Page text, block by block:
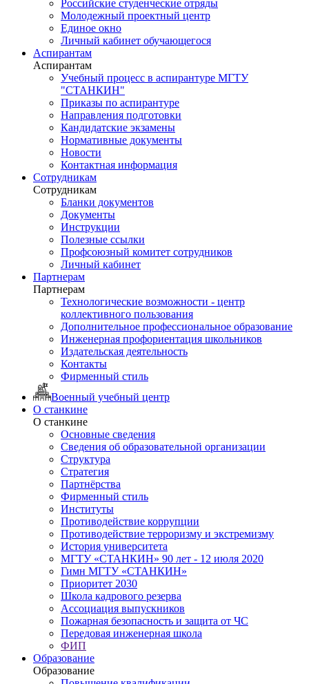
Российские студенческие отряды
Молодежный проектный центр
Единое окно
Личный кабинет обучающегося
Аспирантам
Аспирантам
Учебный процесс в аспирантуре МГТУ
"СТАНКИН"
Приказы по аспирантуре
Направления подготовки
Кандидатские экзамены
Нормативные документы
Новости
Контактная информация
Сотрудникам
Сотрудникам
Бланки документов
Документы
Инструкции
Полезные ссылки
Профсоюзный комитет сотрудников
Личный кабинет
Партнерам
Партнерам
Технологические возможности - центр
коллективного пользования
Дополнительное профессиональное образование
Инженерная профориентация школьников
Издательская деятельность
Контакты
Фирменный стиль
Военный учебный центр
О станкине
О станкине
Основные сведения
Сведения об образовательной организации
Структура
Стратегия
Партнёрства
Фирменный стиль
Институты
Противодействие коррупции
Противодействие терроризму и экстремизму
История университета
МГТУ «СТАНКИН» 90 лет - 12 июля 2020
Гимн МГТУ «СТАНКИН»
Приоритет 2030
Школа кадрового резерва
Ассоциация выпускников
Пожарная безопасность и защита от ЧС
Передовая инженерная школа
ФИП
Образование
Образование